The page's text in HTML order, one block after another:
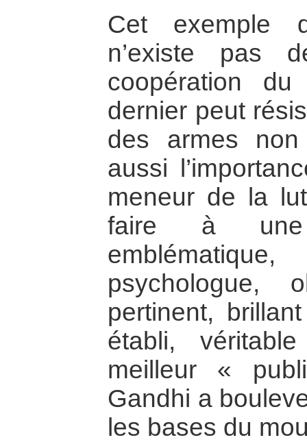
Cet exemple
n’existe pas
coopération
dernier peut
des armes
aussi
meneur de la
faire à une
psychologue,
pertinent,
établi,
meilleur «
Gandhi a
les bases du